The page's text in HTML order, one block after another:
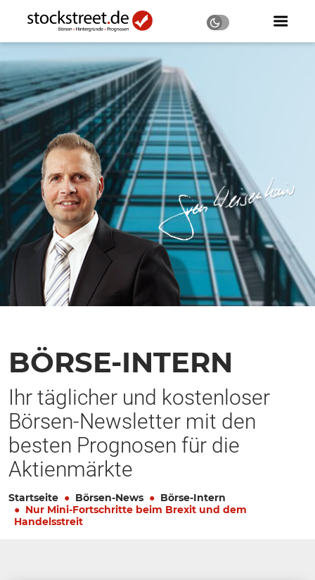
BÖRSE-INTERN
Ihr täglicher und kostenloser
Börsen-Newsletter mit den
besten Prognosen für die
Aktienmärkte
Startseite Börsen-News
Börse-Intern
Nur Mini-Fortschritte beim Brexit und dem
Handelsstreit